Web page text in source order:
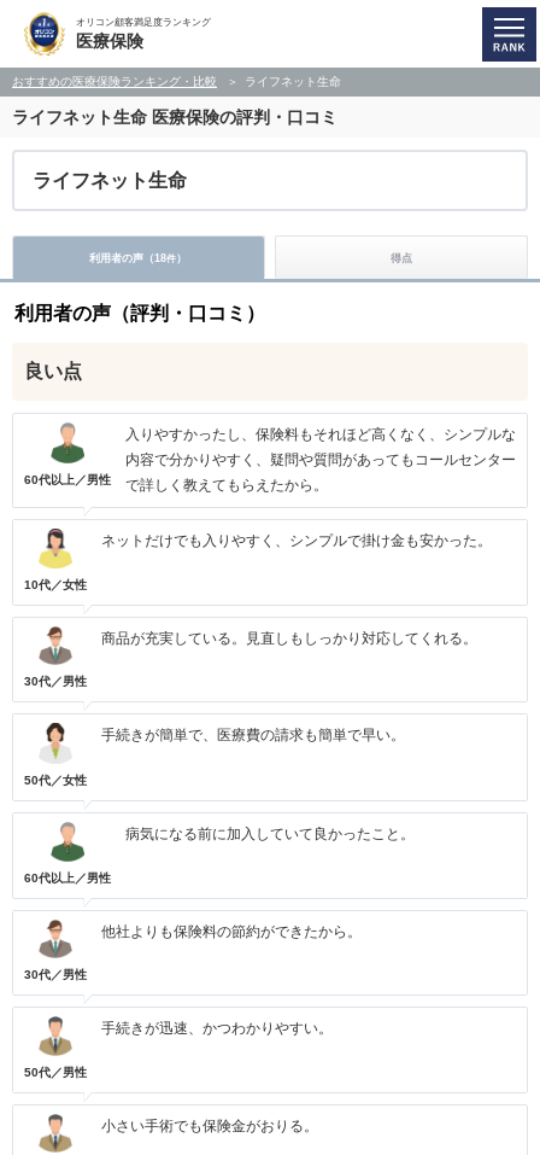
オリコン顧客満足度ランキング
医療保険
おすすめの医療保険ランキング・比較 ライフネット生命
ライフネット生命 医療保険の評判・口コミ
ライフネット生命
利用者の声（18件） 得点
利用者の声（評判・口コミ）
良い点
60代以上／男性
入りやすかったし、保険料もそれほど高くなく、シンプルな
内容で分かりやすく、疑問や質問があってもコールセンター
で詳しく教えてもらえたから。
10代／女性
ネットだけでも入りやすく、シンプルで掛け金も安かった。
30代／男性
商品が充実している。見直しもしっかり対応してくれる。
50代／女性
手続きが簡単で、医療費の請求も簡単で早い。
60代以上／男性
病気になる前に加入していて良かったこと。
30代／男性
他社よりも保険料の節約ができたから。
50代／男性
手続きが迅速、かつわかりやすい。
小さい手術でも保険金がおりる。